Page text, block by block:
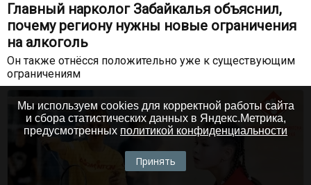
Главный нарколог Забайкалья объяснил,
почему региону нужны новые ограничения
на алкоголь
Он также отнёсся положительно уже к существующим
ограничениям
Мы используем cookies для корректной работы сайта
и сбора статистических данных в Яндекс.Метрика,
предусмотренных политикой конфиденциальности
Принять